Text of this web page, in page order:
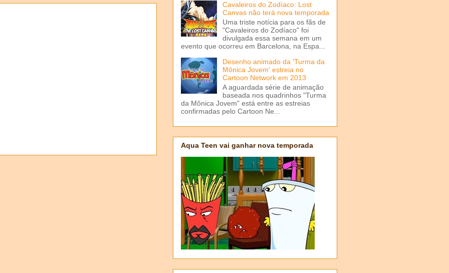
Cavaleiros do Zodíaco: Lost
Canvas não terá nova temporada
Uma triste notícia para os fãs de
"Cavaleiros do Zodíaco" foi
divulgada essa semana em um
evento que ocorreu em Barcelona, na Espa...
Desenho animado da 'Turma da
Mônica Jovem' estreia no
Cartoon Network em 2013
A aguardada série de animação
baseada nos quadrinhos "Turma
da Mônica Jovem" está entre as estreias
confirmadas pelo Cartoon Ne...
Aqua Teen vai ganhar nova temporada